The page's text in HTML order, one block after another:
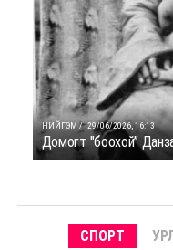
НИЙГЭМ / 29/06/2026, 16:13
Домогт "боохой”
СПОРТ